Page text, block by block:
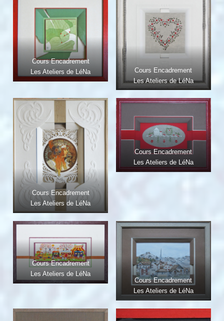
Cours Encadrement
Les Ateliers de LéNa
Cours Encadrement
Les Ateliers de LéNa
Cours Encadrement
Les Ateliers de LéNa
Cours Encadrement
Les Ateliers de LéNa
Cours Encadrement
Les Ateliers de LéNa
Cours Encadrement
Les Ateliers de LéNa